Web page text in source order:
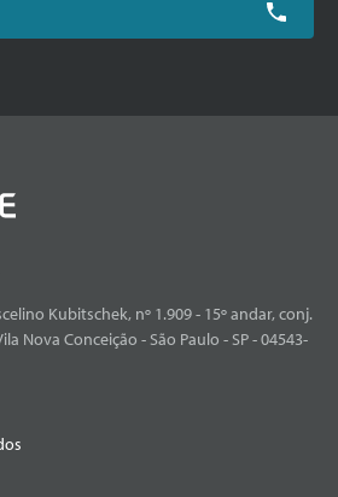
Kubitschek, nº 1.909 - 15º andar, conj.
Nova Conceição - São Paulo - SP - 04543-